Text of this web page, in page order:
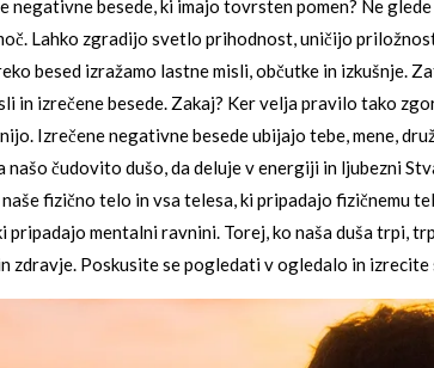
negativne besede, ki imajo tovrsten pomen? Ne
Lahko zgradijo svetlo prihodnost, uničijo
besed izražamo lastne misli, občutke in izkušnje.
in izrečene besede. Zakaj? Ker velja pravilo tako
Izrečene negativne besede ubijajo tebe, mene,
našo čudovito dušo, da deluje v energiji in ljubezni
fizično telo in vsa telesa, ki pripadajo fizičnemu
pripadajo mentalni ravnini. Torej, ko naša duša trpi,
zdravje. Poskusite se pogledati v ogledalo in izrecite